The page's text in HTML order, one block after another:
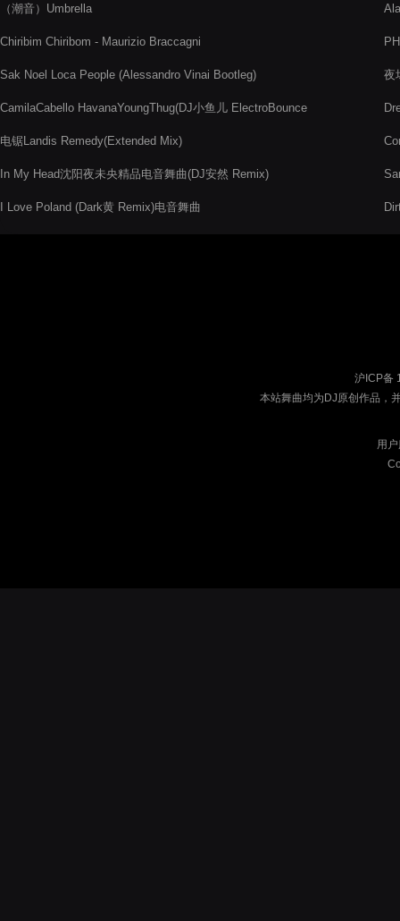
（潮音）Umbrella
Chiribim Chiribom - Maurizio Braccagni
Sak Noel Loca People (Alessandro Vinai Bootleg)
CamilaCabello HavanaYoungThug(DJ小鱼儿 ElectroBounce
电锯Landis Remedy(Extended Mix)
In My Head沈阳夜未央精品电音舞曲(DJ安然 Remix)
I Love Poland (Dark黄 Remix)电音舞曲
夜
沪ICP备
本站舞曲均为DJ原创作品，
用